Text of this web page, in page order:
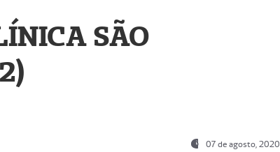
SÃO
07 de agosto, 2020